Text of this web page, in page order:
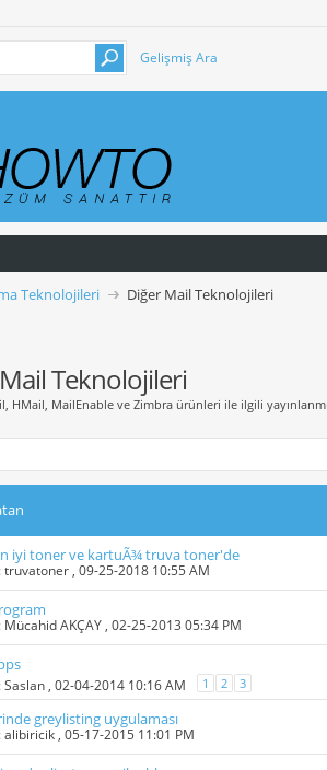
Gelişmiş Ara
Teknolojileri Diğer Mail Teknolojileri
Teknolojileri
HMail, MailEnable ve Zimbra ürünleri ile ilgili
iyi toner ve kartuÃ¾ truva toner'de
truvatoner , 09-25-2018 10:55 AM
Mücahid AKÇAY , 02-25-2013 05:34 PM
Saslan , 02-04-2014 10:16 AM 1 2 3
greylisting uygulaması
alibiricik , 05-17-2015 11:01 PM